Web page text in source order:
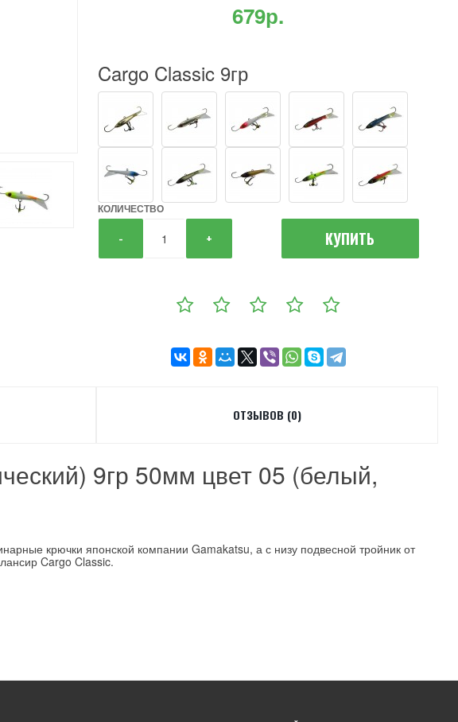
679р.
Cargo Classic 9гр
КОЛИЧЕСТВО
- + КУПИТЬ
ОТЗЫВОВ (0)
9гр 50мм цвет 05 (белый,
крючки японской компании Gamakatsu, а с низу подвесной тройник от
Cargo Classic.